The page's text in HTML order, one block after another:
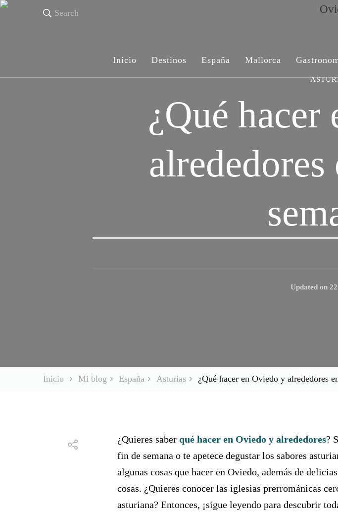
Search
Inicio Destinos España Mallorca
¿Qué
Updated on
Inicio Mi blog España Asturias ¿Qué hacer en Oviedo y alrededores
¿Quieres saber qué hacer en Oviedo y alrededores?
fin de semana o te apetece degustar los sabores
algunas cosas que hacer en Oviedo, además de
cosas. ¿Quieres conocer las iglesias prerrománicas
asturiana? Entonces, ¡sigue leyendo para descubrir